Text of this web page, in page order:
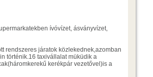
ívóvízet, ásványvízet,
rendszeres járatok közlekednek,azomban
történik.16 taxivállalat müküdik a
kerékpár vezetővel)is a